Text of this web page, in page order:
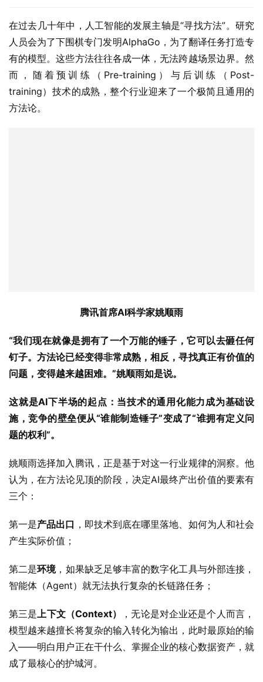
在过去几十年中，人工智能的发展主轴是“寻找方法”。研究
人员会为了下围棋专门发明AlphaGo，为了翻译任务打造专
有的模型。这些方法往往各成一体，无法跨越场景边界。然
而，随着预训练（Pre-training）与后训练（Post-
training）技术的成熟，整个行业迎来了一个极简且通用的
方法论。
腾讯首席AI科学家姚顺雨
“我们现在就像是拥有了一个万能的锤子，它可以去砸任何
钉子。方法论已经变得非常成熟，相反，寻找真正有价值的
问题，变得越来越困难。”姚顺雨如是说。
这就是AI下半场的起点：当技术的通用化能力成为基础设
施，竞争的壁垒便从“谁能制造锤子”变成了“谁拥有定义问
题的权利”。
姚顺雨选择加入腾讯，正是基于对这一行业规律的洞察。他
认为，在方法论见顶的阶段，决定AI最终产出价值的要素有
三个：
第一是产品出口 ，即技术到底在哪里落地、如何为人和社会
产生实际价值；
第二是环境，如果缺乏足够丰富的数字化工具与外部连接，
智能体（Agent）就无法执行复杂的长链路任务；
第三是上下文（Context）
，无论是对企业还是个人而言，
模型越来越擅长将复杂的输入转化为输出，此时最原始的输
入——明白用户正在干什么、掌握企业的核心数据资产，就
成了最核心的护城河。